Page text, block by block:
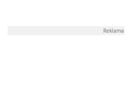
Reklama